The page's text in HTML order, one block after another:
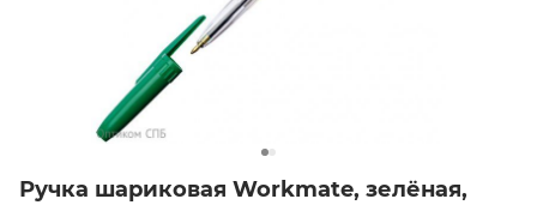
Ручка шариковая Workmate, зелёная,